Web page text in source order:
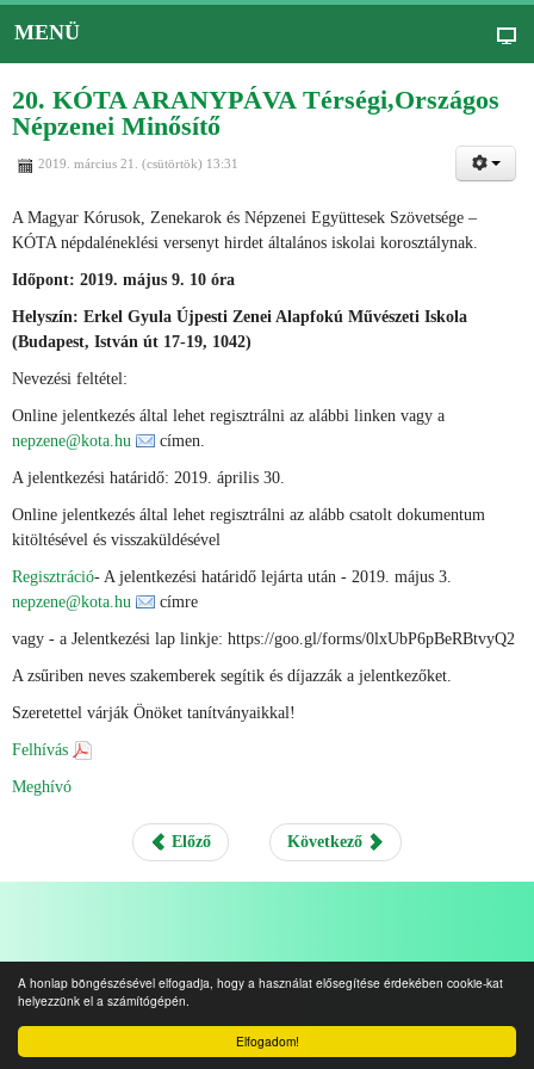
Elfogadom!
A honlap böngészésével elfogadja, hogy a használat elősegítése érdekében cookie-kat
helyezzünk el a számítógépén.
MENÜ
20. KÓTA ARANYPÁVA Térségi,Országos
Népzenei Minősítő
2019. március 21. (csütörtök) 13:31
A Magyar Kórusok, Zenekarok és Népzenei Együttesek Szövetsége –
KÓTA népdaléneklési versenyt hirdet általános iskolai korosztálynak.
Időpont: 2019. május 9. 10 óra
Helyszín: Erkel Gyula Újpesti Zenei Alapfokú Művészeti Iskola
(Budapest, István út 17-19, 1042)
Nevezési feltétel:
Online jelentkezés által lehet regisztrálni az alábbi linken vagy a
nepzene@kota.hu
címen.
A jelentkezési határidő: 2019. április 30.
Online jelentkezés által lehet regisztrálni az alább csatolt dokumentum
kitöltésével és visszaküldésével
Regisztráció- A jelentkezési határidő lejárta után - 2019. május 3.
nepzene@kota.hu
címre
vagy - a Jelentkezési lap linkje: https://goo.gl/forms/0lxUbP6pBeRBtvyQ2
A zsűriben neves szakemberek segítik és díjazzák a jelentkezőket.
Szeretettel várják Önöket tanítványaikkal!
Felhívás
Meghívó
Előző Következő